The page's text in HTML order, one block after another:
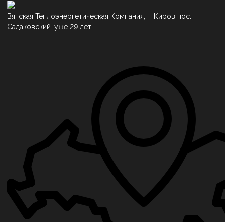
Вятская Теплоэнергетическая Компания, г. Киров пос.
Садаковский. уже 29 лет